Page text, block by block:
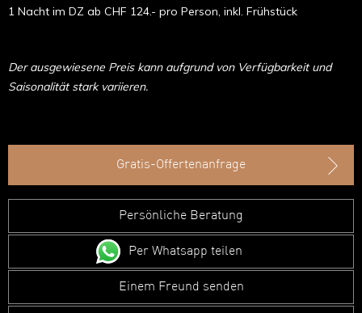
1 Nacht im DZ ab CHF 124.- pro Person, inkl. Frühstück
Der ausgewiesene Preis kann aufgrund von Verfügbarkeit und
Saisonalität stark variieren.
Gratis-Offertenanfrage
Persönliche Beratung
Per Whatsapp teilen
Einem Freund senden